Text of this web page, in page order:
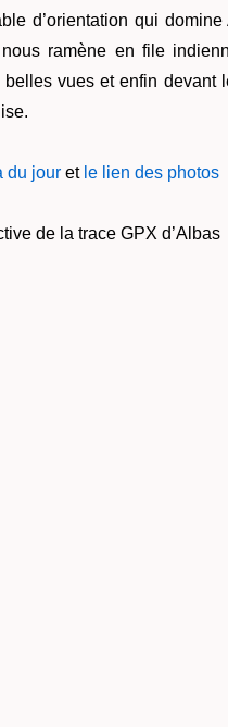
d’orientation qui domine
ramène en file
vues et enfin devant
du jour et le lien des photos
de la trace GPX d’Albas